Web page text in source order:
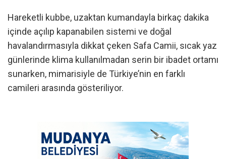
Hareketli kubbe, uzaktan kumandayla birkaç dakika
içinde açılıp kapanabilen sistemi ve doğal
havalandırmasıyla dikkat çeken Safa Camii, sıcak yaz
günlerinde klima kullanılmadan serin bir ibadet ortamı
sunarken, mimarisiyle de Türkiye’nin en farklı
camileri arasında gösteriliyor.